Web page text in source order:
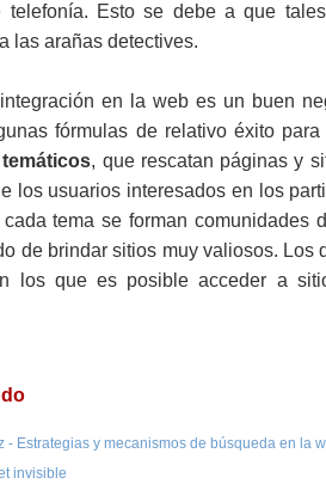
telefonía. Esto se debe a que
las arañas detectives.
en la web es un buen
fórmulas de relativo éxito
, que rescatan páginas y
los usuarios interesados en los
tema se forman comunidades
de brindar sitios muy valiosos.
los que es posible acceder a
- Estrategias y mecanismos de búsqueda en la
invisible